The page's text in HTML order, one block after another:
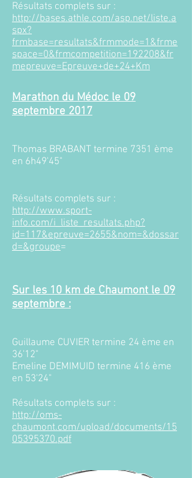
Résultats complets sur :
http://bases.athle.com/asp.net/liste.a
spx?
frmbase=resultats&frmmode=1&frme
space=0&frmcompetition=192208&fr
mepreuve=Epreuve+de+24+Km
Marathon du Médoc le 09
septembre 2017
Thomas BRABANT termine 7351 ème
en 6h49'45"
Résultats complets sur :
http://www.sport-
info.com/i_liste_resultats.php?
id=117&epreuve=2655&nom=&dossar
d=&groupe=
Sur les 10 km de Chaumont le 09
septembre :
Guillaume CUVIER termine 24 ème en
36'12"
Emeline DEMIMUID termine 416 ème
en 53'24"
Résultats complets sur :
http://oms-
chaumont.com/upload/documents/15
05395370.pdf